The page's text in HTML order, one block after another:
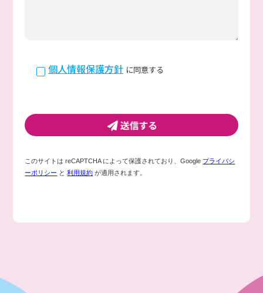
個人情報保護方針 に同意する
このサイトは reCAPTCHA によって保護されており、Google プライバシ
ーポリシー と利用規約 が適用されます。